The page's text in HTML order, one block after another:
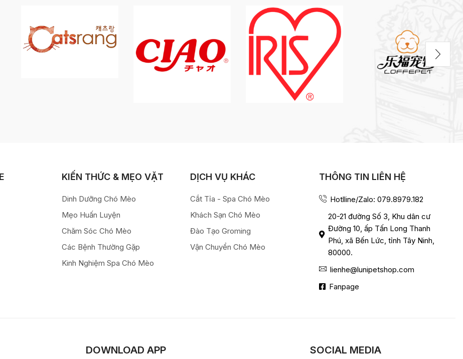
KIẾN THỨC & MẸO VẶT
Dinh Dưỡng Chó Mèo
Mẹo Huấn Luyện
Chăm Sóc Chó Mèo
Các Bệnh Thường Gặp
Kinh Nghiệm Spa Chó Mèo
DỊCH VỤ KHÁC
Cắt Tỉa - Spa Chó Mèo
Khách Sạn Chó Mèo
Đào Tạo Groming
Vận Chuyển Chó Mèo
THÔNG TIN LIÊN HỆ
Hotlline/Zalo: 079.8979.182
20-21 đường Số 3, Khu dân cư
Đường 10, ấp Tấn Long Thanh
Phú, xã Bến Lức, tỉnh Tây Ninh,
80000.
lienhe@lunipetshop.com
Fanpage
DOWNLOAD APP SOCIAL MEDIA